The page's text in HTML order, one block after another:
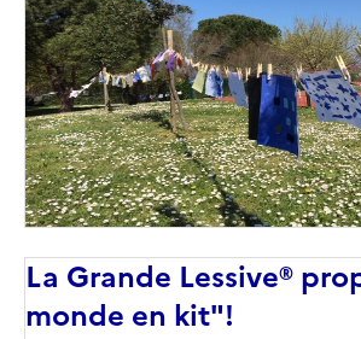
La Grande Lessive®
monde en kit"!